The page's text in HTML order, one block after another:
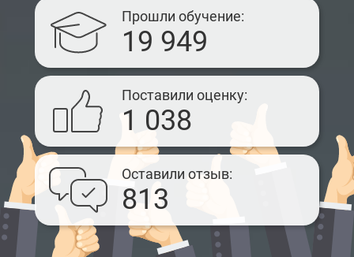
Прошли обучение
19 949
Поставили оценку
1 038
Оставили отзыв
813